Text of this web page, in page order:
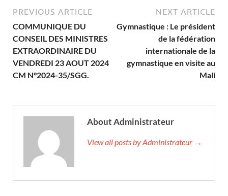
PREVIOUS ARTICLE
COMMUNIQUE DU
CONSEIL DES MINISTRES
EXTRAORDINAIRE DU
VENDREDI 23 AOUT 2024
CM N°2024-35/SGG.
NEXT ARTICLE
Gymnastique : Le président
de la fédération
internationale de la
gymnastique en visite au
Mali
About Administrateur
View all posts by Administrateur →